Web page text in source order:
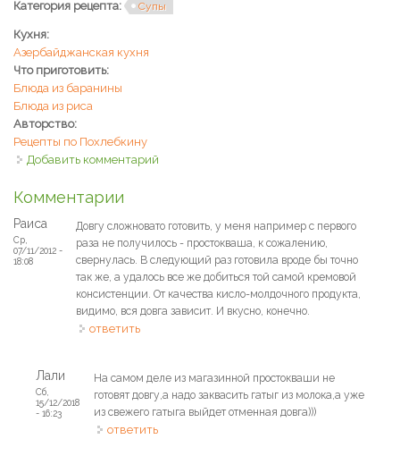
Категория рецепта: Супы
Кухня:
Азербайджанская кухня
Что приготовить:
Блюда из баранины
Блюда из риса
Авторство:
Рецепты по Похлебкину
Добавить комментарий
Комментарии
Раиса
Ср,
07/11/2012 -
18:08
Довгу сложновато готовить, у меня например с первого
раза не получилось - простокваша, к сожалению,
свернулась. В следующий раз готовила вроде бы точно
так же, а удалось все же добиться той самой кремовой
консистенции. От качества кисло-молдочного продукта,
видимо, вся довга зависит. И вкусно, конечно.
ответить
Лали
Сб,
15/12/2018
- 16:23
На самом деле из магазинной простокваши не
готовят довгу,а надо заквасить гатыг из молока,а уже
из свежего гатыга выйдет отменная довга)))
ответить